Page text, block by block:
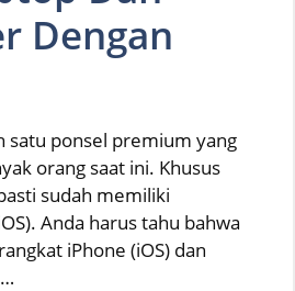
Dengan
satu ponsel premium yang
orang saat ini. Khusus
sudah memiliki
Anda harus tahu bahwa
iPhone (iOS) dan